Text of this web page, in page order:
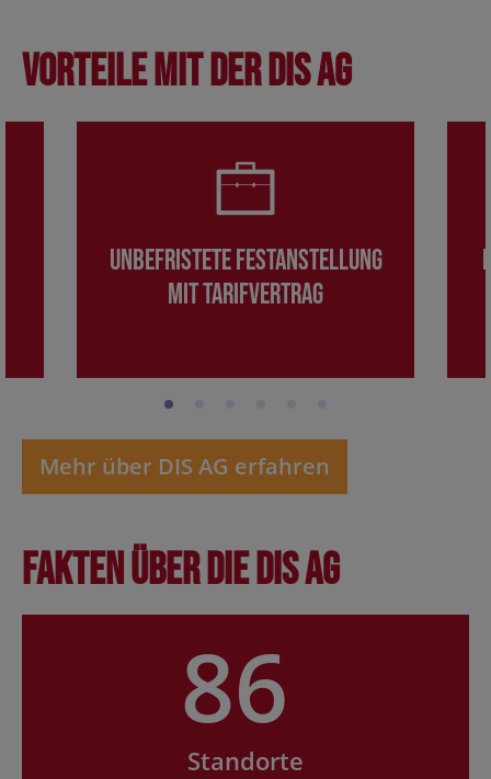
Vorteile mit der DIS AG
Unbefristete Festanstellung
mit Tarifvertrag
Mehr über DIS AG erfahren
Fakten über die DIS AG
86
Standorte